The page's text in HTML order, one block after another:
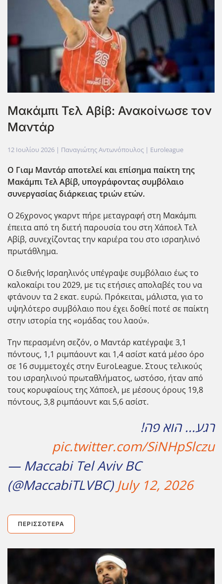
Μακάμπι Τελ Αβίβ: Ανακοίνωσε τον
Μαντάρ
12 Ιουλίου 2026 | Παναγιώτης Αντωνόπουλος | Euroleague
Ο Γιαμ Μαντάρ αποτελεί και επίσημα παίκτη της
Μακάμπι Τελ Αβίβ, υπογράφοντας συμβόλαιο
συνεργασίας διάρκειας τριών ετών.
Ο 26χρονος γκαρντ πήρε μεταγραφή στη Μακάμπι
έπειτα από τη διετή παρουσία του στη Χάποελ Τελ
Αβίβ, συνεχίζοντας την καριέρα του στο ισραηλινό
πρωτάθλημα.
Ο διεθνής Ισραηλινός υπέγραψε συμβόλαιο έως το
καλοκαίρι του 2029, με τις ετήσιες απολαβές του να
φτάνουν τα 2 εκατ. ευρώ. Πρόκειται, μάλιστα, για το
υψηλότερο συμβόλαιο που έχει δοθεί ποτέ σε παίκτη
στην ιστορία της «ομάδας του λαού».
Την περασμένη σεζόν, ο Μαντάρ κατέγραψε 3,1
πόντους, 1,1 ριμπάουντ και 1,4 ασίστ κατά μέσο όρο
σε 16 συμμετοχές στην EuroLeague. Στους τελικούς
του ισραηλινού πρωταθλήματος, ωστόσο, ήταν από
τους κορυφαίους της Χάποελ, με μέσους όρους 19,8
πόντους, 3,8 ριμπάουντ και 5,6 ασίστ.
רגע... הוא פה!
pic.twitter.com/SiNHpSlczu
— Maccabi Tel Aviv BC
(@MaccabiTLVBC) July 12, 2026
ΠΕΡΙΣΣΌΤΕΡΑ